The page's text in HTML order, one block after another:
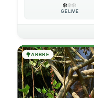
❄️❄️❄️
GÉLIVE
🌳ARBRE